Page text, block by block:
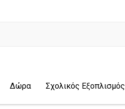
Δώρα Σχολικός Εξοπλισμός